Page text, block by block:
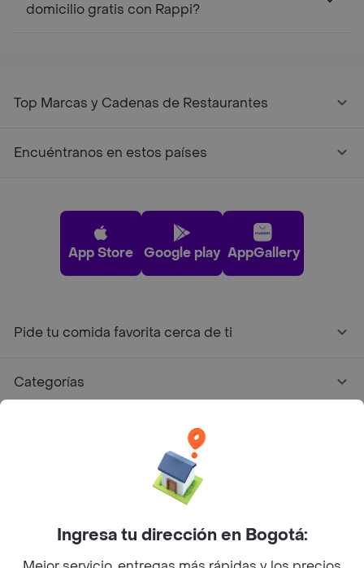
domicilio gratis con Rappi?
Top Marcas y Cadenas de Restaurantes
Encuéntranos en estos países
App Store Google play AppGallery
Pide tu comida favorita cerca de ti
Categorías
Facebook
Twitter
Instagram
Ingresa tu dirección en Bogotá: